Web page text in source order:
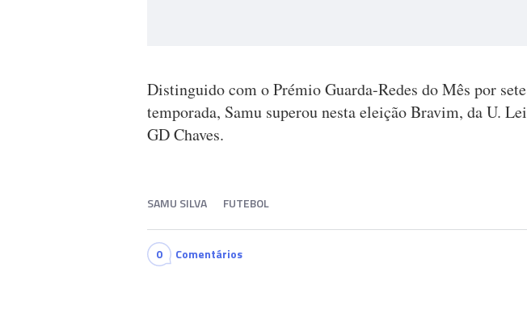
Distinguido com o Prémio Guarda-Redes do Mês por
temporada, Samu superou nesta eleição Bravim, da U.
GD Chaves.
SAMU SILVA FUTEBOL
0 Comentários